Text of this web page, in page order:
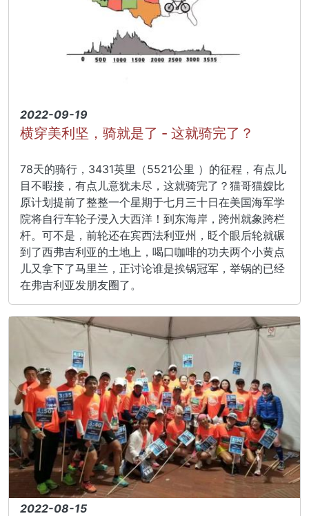
横穿美利坚，骑就是了 - 这就骑完了？
2022-09-19
78天的骑行，3431英里（5521公里 ）的征程，有点儿
目不暇接，有点儿意犹未尽，这就骑完了？猫哥猫嫂比
原计划提前了整整一个星期于七月三十日在美国海军学
院将自行车轮子浸入大西洋！到东海岸，跨州就象跨栏
杆。可不是，前轮还在宾西法利亚州，眨个眼后轮就碾
到了西弗吉利亚的土地上，喝口咖啡的功夫两个小黄点
儿又拿下了马里兰，正讨论谁是挨锅冠军，举锅的已经
在弗吉利亚发朋友圈了。
2022-08-15